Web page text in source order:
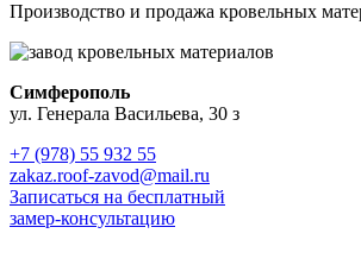
Производство и продажа кровельных
Симферополь
ул. Генерала Васильева, 30 з
+7 (978) 55 932 55
zakaz.roof-zavod@mail.ru
Записаться на бесплатный
замер-консультацию